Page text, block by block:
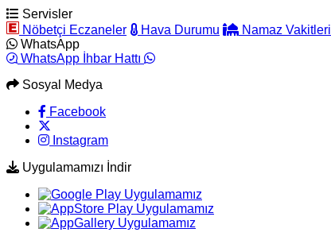
Servisler
Nöbetçi Eczaneler
Hava Durumu Namaz Vakitleri
WhatsApp
WhatsApp İhbar Hattı
Sosyal Medya
Facebook
Instagram
Uygulamamızı İndir